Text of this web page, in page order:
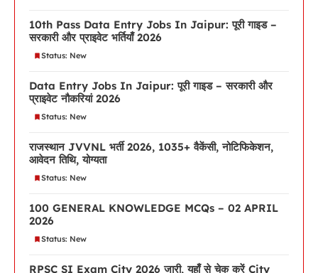
10th Pass Data Entry Jobs In Jaipur: पूरी गाइड –
सरकारी और प्राइवेट भर्तियाँ 2026
Status: New
Data Entry Jobs In Jaipur: पूरी गाइड – सरकारी और
प्राइवेट नौकरियां 2026
Status: New
राजस्थान JVVNL भर्ती 2026, 1035+ वैकेंसी, नोटिफिकेशन,
आवेदन तिथि, योग्यता
Status: New
100 GENERAL KNOWLEDGE MCQs – 02 APRIL
2026
Status: New
RPSC SI Exam City 2026 जारी, यहाँ से चेक करें City